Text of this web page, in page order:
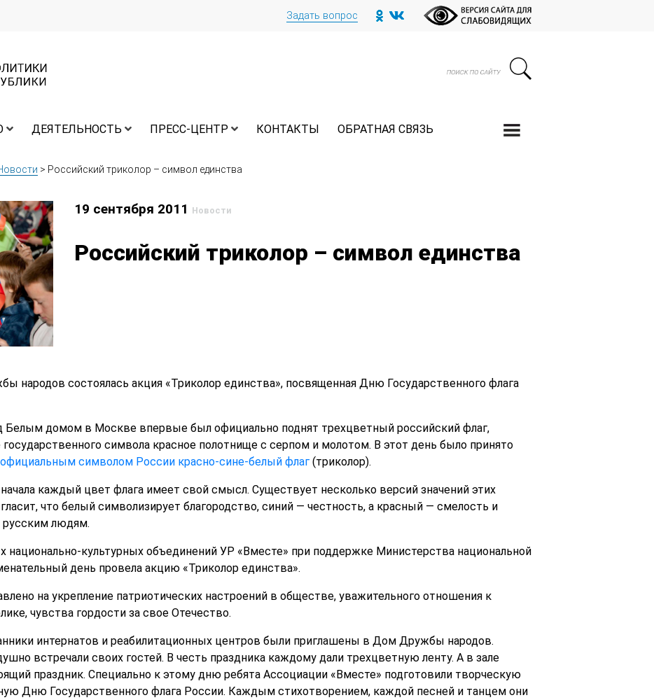
Задать вопрос
ДЕЯТЕЛЬНОСТЬ ПРЕСС-ЦЕНТР КОНТАКТЫ ОБРАТНАЯ СВЯЗЬ
> Российский триколор – символ единства
19 сентября 2011 Новости
Российский триколор – символ единства
народов состоялась акция «Триколор единства», посвященная Дню Государственного флага
Белым домом в Москве впервые был официально поднят трехцветный российский флаг,
символа красное полотнище с серпом и молотом. В этот день было принято
символом России красно-сине-белый флаг(триколор).
начала каждый цвет флага имеет свой смысл. Существует несколько версий значений этих
что белый символизирует благородство, синий — честность, а красный — смелость и
русским людям.
культурных объединений УР «Вместе» при поддержке Министерства национальной
день провела акцию «Триколор единства».
на укрепление патриотических настроений в обществе, уважительного отношения к
чувства гордости за свое Отечество.
интернатов и реабилитационных центров были приглашены в Дом Дружбы народов.
встречали своих гостей. В честь праздника каждому дали трехцветную ленту. А в зале
праздник. Специально к этому дню ребята Ассоциации «Вместе» подготовили творческую
Дню Государственного флага России. Каждым стихотворением, каждой песней и танцем они